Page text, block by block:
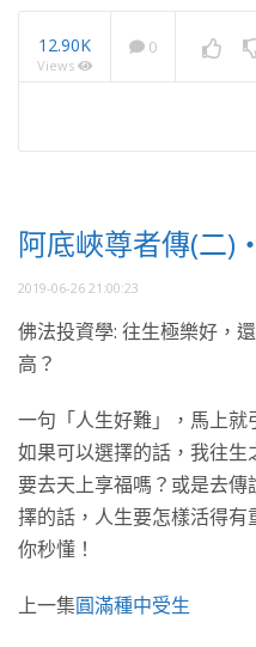
12.90K
Views
0
阿底峽尊者傳(二)
2019-06-26 21:00:23
佛法投資學: 往生極樂好，
高？
一句「人生好難」，馬上
如果可以選擇的話，我往
要去天上享福嗎？或是去
擇的話，人生要怎樣活得
你秒懂！
上一集圓滿種中受生